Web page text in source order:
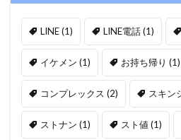
LINE(1) LINE電話(1)
イケメン (1) お持ち帰り (1)
コンプレックス (2) スキン
ストナン (1) スト値(1)